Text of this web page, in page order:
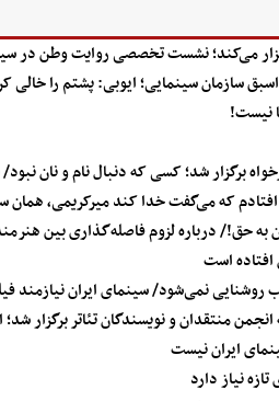
می‌کند؛ نشست تخصصی روایت وطن در
سازمان سینمایی؛ ایوبی: پشتم را خالی
نیست!
برگزار شد؛ کسی که دنبال نام و نان
که می‌گفت خدا کند میرکریمی، همان
حق!/ درباره لزوم فاصله‌گذاری بین
است
روشنایی نمی‌شود/ سینمای ایران نیازمند
منتقدان و نویسندگان تئاتر برگزار
ایران نیست
نیاز دارد